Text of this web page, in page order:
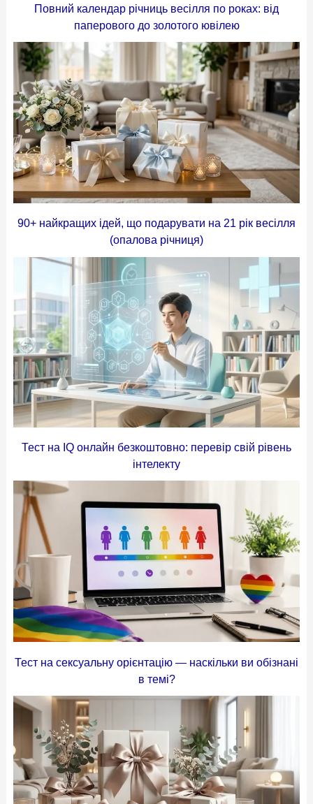
Повний календар річниць весілля по роках: від
паперового до золотого ювілею
90+ найкращих ідей, що подарувати на 21 рік весілля
(опалова річниця)
Тест на IQ онлайн безкоштовно: перевір свій рівень
інтелекту
Тест на сексуальну орієнтацію — наскільки ви обізнані
в темі?